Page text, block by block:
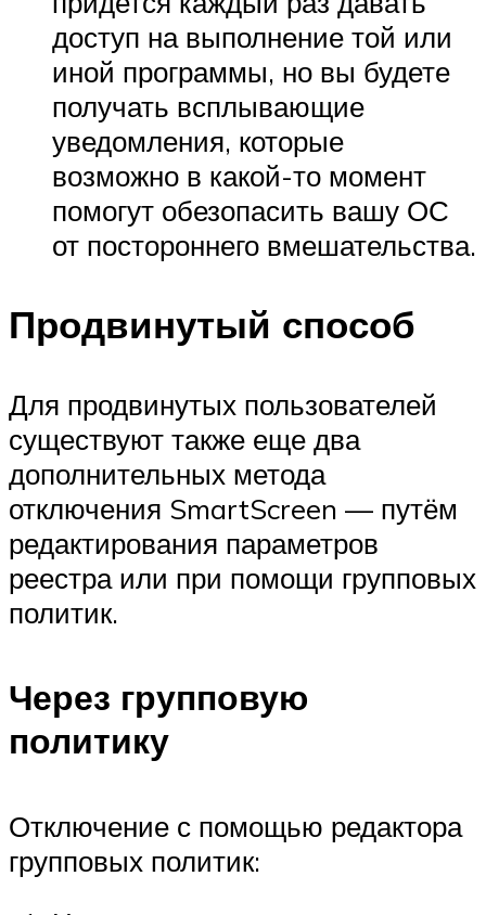
доступ на выполнение той или
иной программы, но вы будете
получать всплывающие
уведомления, которые
возможно в какой-то момент
помогут обезопасить вашу ОС
от постороннего вмешательства.
Продвинутый способ
Для продвинутых пользователей
существуют также еще два
дополнительных метода
отключения SmartScreen — путём
редактирования параметров
реестра или при помощи групповых
политик.
Через групповую
политику
Отключение с помощью редактора
групповых политик: